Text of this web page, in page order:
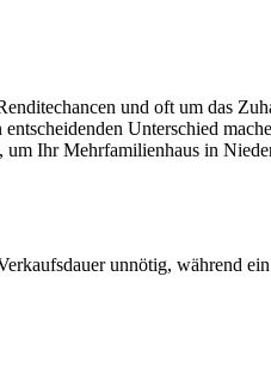
und oft um das
Unterschied
um Ihr Mehrfamilienhaus in
unnötig, während